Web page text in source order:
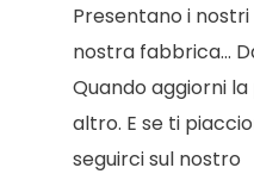
Presentano i
nostra fabbrica...
Quando aggiorni
altro. E se ti
seguirci sul nostro